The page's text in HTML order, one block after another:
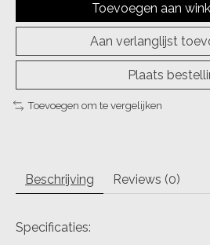
Toevoegen aan
Aan verlanglijst
Plaats
Toevoegen om te vergelijken
Beschrijving Reviews (0)
Specificaties: